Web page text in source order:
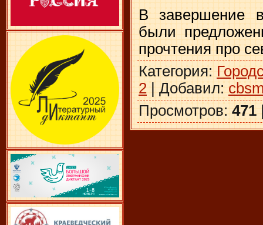
В завершение
были
прочтения про
Категория:
2 | Добавил:
Просмотров: 471